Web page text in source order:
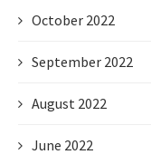
October 2022
September 2022
August 2022
June 2022